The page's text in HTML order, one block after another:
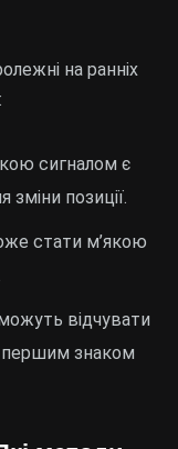
на ранніх
сигналом є
зміни позиції.
стати м’якою
відчувати
першим знаком